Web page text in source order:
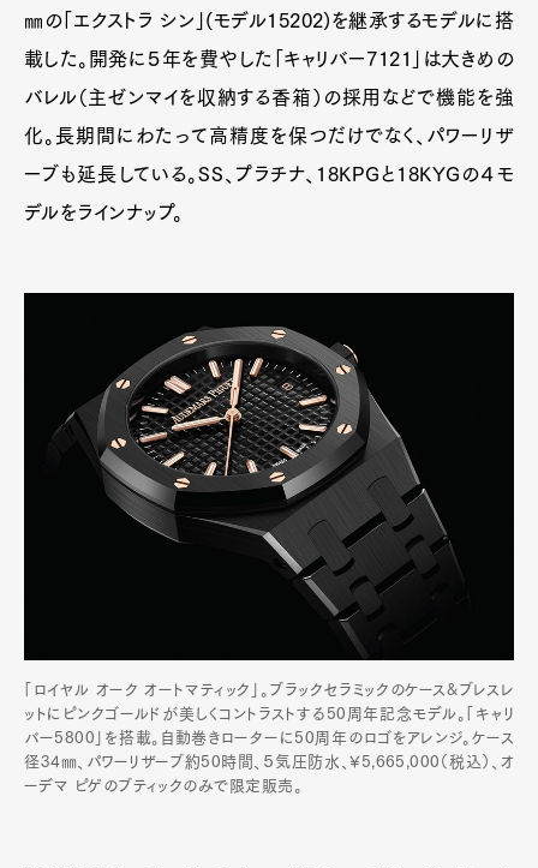
㎜の「エクストラ シン」(モデル15202)を継承するモデルに搭
載した。開発に５年を費やした「キャリバー7121」は大きめの
バレル（主ゼンマイを収納する香箱）の採用などで機能を強
化。長期間にわたって高精度を保つだけでなく、パワーリザ
ーブも延長している。SS、プラチナ、18KPGと18KYGの４モ
デルをラインナップ。
「ロイヤル オーク オートマティック」。ブラックセラミックのケース&ブレスレ
ットにピンクゴールドが美しくコントラストする50周年記念モデル。「キャリ
バー5800」を搭載。自動巻きローターに50周年のロゴをアレンジ。ケース
径34㎜、パワーリザーブ約50時間、５気圧防水、¥5,665,000（税込）、オ
ーデマ ピゲのブティックのみで限定販売。